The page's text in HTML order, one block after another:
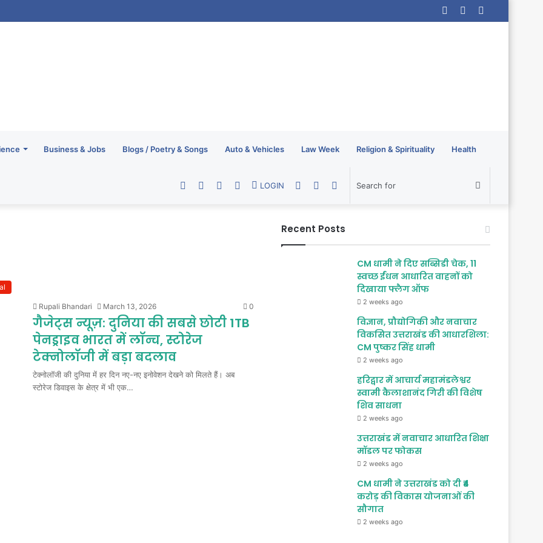
Random
Log
Business & Jobs Blogs / Poetry & Songs Auto & Vehicles Law Week Religion & Spirituality Health
Switch
Sidebar
Random
LOGIN
RSS
YouTube
Twitter
Facebook
Rupali Bhandari March 13, 2026 0
गैजेट्स न्यूज़: दुनिया की सबसे छोटी 1TB
पेनड्राइव भारत में लॉन्च, स्टोरेज
टेक्नोलॉजी में बड़ा बदलाव
टेक्नोलॉजी की दुनिया में हर दिन नए-नए इनोवेशन देखने को मिलते हैं। अब
स्टोरेज डिवाइस के क्षेत्र में भी एक…
Recent Posts
CM धामी ने दिए सब्सिडी चेक, 11
स्वच्छ ईंधन आधारित वाहनों को
दिखाया फ्लैग ऑफ
2 weeks ago
विज्ञान, प्रौद्योगिकी और नवाचार
विकसित उत्तराखंड की आधारशिला:
CM पुष्कर सिंह धामी
2 weeks ago
हरिद्वार में आचार्य महामंडलेश्वर
स्वामी कैलाशानंद गिरी की विशेष
शिव साधना
2 weeks ago
उत्तराखंड में नवाचार आधारित शिक्षा
मॉडल पर फोकस
2 weeks ago
CM धामी ने उत्तराखंड को दी ₹4
करोड़ की विकास योजनाओं की
सौगात
2 weeks ago